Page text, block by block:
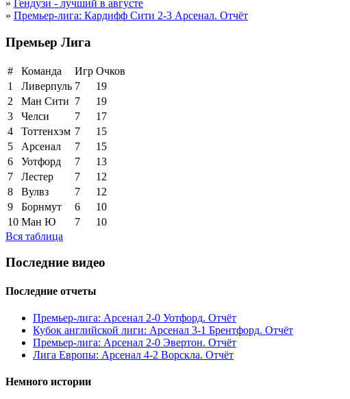
» Гендузи - лучший в августе
» Премьер-лига: Кардифф Сити 2-3 Арсенал. Отчёт
Премьер Лига
# Команда Игр Очков
1
Ливерпуль 7
19
2
Ман Сити 7
19
3
Челси 7
17
4
Тоттенхэм 7
15
5
Арсенал 7
15
6
Уотфорд 7
13
7
Лестер 7
12
8
Вулвз 7
12
9
Борнмут 6
10
10 Ман Ю 7
10
Вся таблица
Последние видео
Последние отчеты
Премьер-лига: Арсенал 2-0 Уотфорд. Отчёт
Кубок английской лиги: Арсенал 3-1 Брентфорд. Отчёт
Премьер-лига: Арсенал 2-0 Эвертон. Отчёт
Лига Европы: Арсенал 4-2 Ворскла. Отчёт
Немного истории